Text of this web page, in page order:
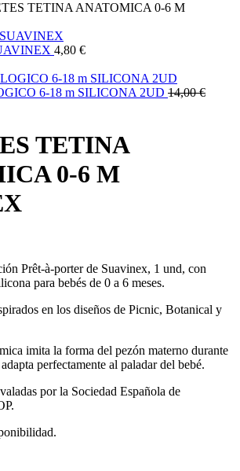
TETINA ANATOMICA 0-6 M
4,80 €
6-18 m SILICONA 2UD 14,00€El
TETINA
0-6 M
Prêt-à-porter de Suavinex, 1 und, con
para bebés de 0 a 6 meses.
en los diseños de Picnic, Botanical y
imita la forma del pezón materno durante
perfectamente al paladar del bebé.
por la Sociedad Española de